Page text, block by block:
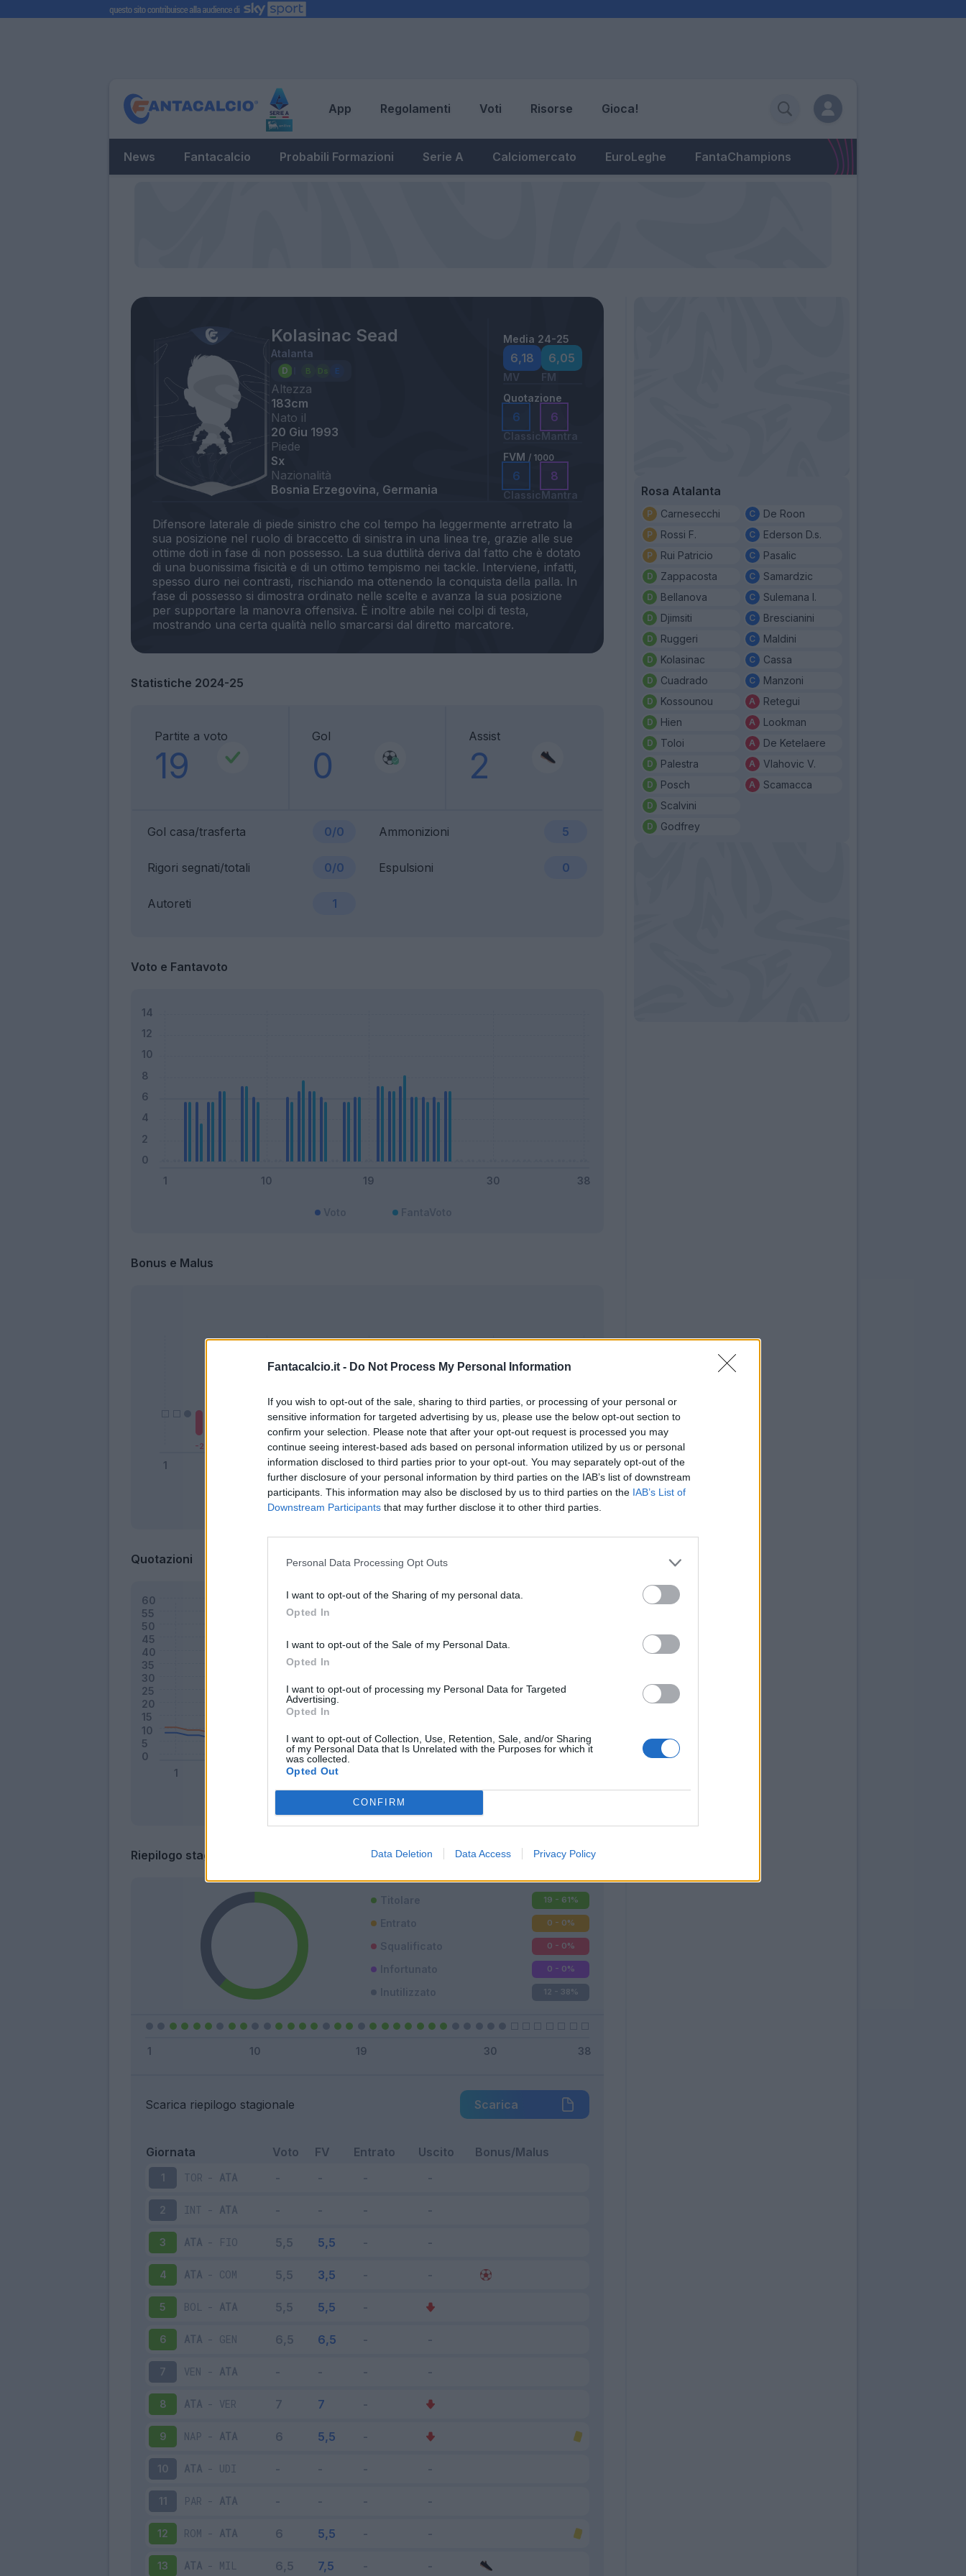
Fantacalcio.it - Do Not Process My Personal Information
If you wish to opt-out of the sale, sharing to third parties, or processing of your personal or
sensitive information for targeted advertising by us, please use the below opt-out section to
confirm your selection. Please note that after your opt-out request is processed you may
continue seeing interest-based ads based on personal information utilized by us or personal
information disclosed to third parties prior to your opt-out. You may separately opt-out of the
further disclosure of your personal information by third parties on the IAB’s list of downstream
participants. This information may also be disclosed by us to third parties on the IAB’s List of
Downstream Participants that may further disclose it to other third parties.
Personal Data Processing Opt Outs
I want to opt-out of the Sharing of my personal data.
Opted In
I want to opt-out of the Sale of my Personal Data.
Opted In
I want to opt-out of processing my Personal Data for Targeted
Advertising.
Opted In
I want to opt-out of Collection, Use, Retention, Sale, and/or Sharing
of my Personal Data that Is Unrelated with the Purposes for which it
was collected.
Opted Out
CONFIRM
Data Deletion Data Access Privacy Policy
App Regolamenti Voti Risorse Gioca!
News Fantacalcio Probabili Formazioni Serie A Calciomercato EuroLeghe FantaChampions
Kolasinac Sead
Atalanta
Altezza
183cm
Nato il
20 Giu 1993
Piede
Sx
Nazionalità
Bosnia Erzegovina, Germania
Media 24-25
6,18
MV
6,05
FM
Quotazione
6
Classic
6
Mantra
FVM / 1000
6
Classic
8
Mantra
Difensore laterale di piede sinistro che col tempo ha leggermente arretrato la
sua posizione nel ruolo di braccetto di sinistra in una linea tre, grazie alle sue
ottime doti in fase di non possesso. La sua duttilità deriva dal fatto che è dotato
di una buonissima fisicità e di un ottimo tempismo nei tackle. Interviene, infatti,
spesso duro nei contrasti, rischiando ma ottenendo la conquista della palla. In
fase di possesso si dimostra ordinato nelle scelte e avanza la sua posizione
per supportare la manovra offensiva. È inoltre abile nei colpi di testa,
Statistiche 2024-25
Partite a voto
19
Gol
0
Assist
2
Gol casa/trasferta 0/0 Ammonizioni 5
Rigori segnati/totali 0/0 Espulsioni 0
Autoreti 1
Voto e Fantavoto
Bonus e Malus
Bonus Malus Presenze a voto
Quotazioni
Classic
Riepilogo stagione
Titolare 19 - 61%
Entrato 0 - 0%
Squalificato 0 - 0%
Infortunato 0 - 0%
Inutilizzato 12 - 38%
Scarica riepilogo stagionale Scarica
Giornata Voto FV Entrato Uscito Bonus/Malus
1 TOR - ATA
2 INT - ATA
3 ATA - FIO
4 ATA - COM
5 BOL - ATA
6 ATA - GEN
7 VEN - ATA
8 ATA - VER
9 NAP - ATA
10 ATA - UDI
11 PAR - ATA
12 ROM - ATA
13 ATA - MIL
Rosa Atalanta
Carnesecchi
Rossi F.
Rui Patricio
Zappacosta
Bellanova
Djimsiti
Ruggeri
Kolasinac
Cuadrado
Kossounou
Hien
Toloi
Palestra
Posch
Scalvini
Godfrey
De Roon
Ederson D.s.
Pasalic
Samardzic
Sulemana I.
Brescianini
Maldini
Cassa
Manzoni
Retegui
Lookman
De Ketelaere
Vlahovic V.
Scamacca